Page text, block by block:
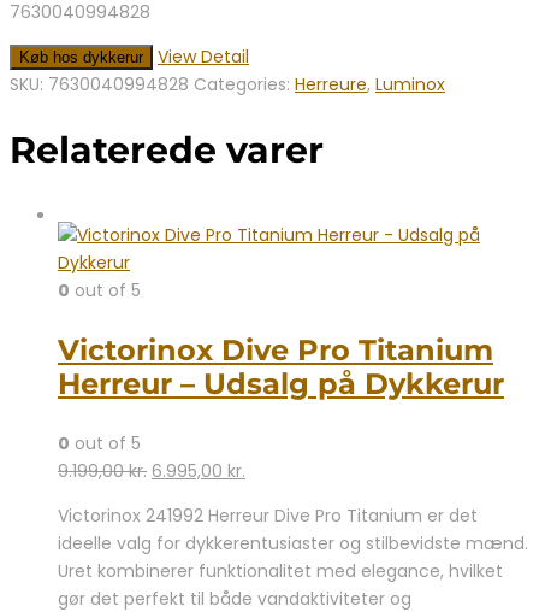
7630040994828
Køb hos dykkerur
View Detail
SKU: 7630040994828 Categories: Herreure, Luminox
Relaterede varer
0 out of 5
Victorinox Dive Pro Titanium
Herreur – Udsalg på Dykkerur
0 out of 5
9.199,00kr. Den
pris
var:
9.199,00 kr..
6.995,00 kr.
pris
er:
6.995,00 kr..
Victorinox 241992 Herreur Dive Pro Titanium er det
ideelle valg for dykkerentusiaster og stilbevidste mænd.
Uret kombinerer funktionalitet med elegance, hvilket
gør det perfekt til både vandaktiviteter og